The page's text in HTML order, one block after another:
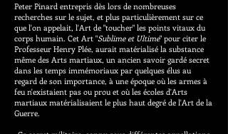
Peter Pinard entrepris dès lors de nombreuses
recherches sur le sujet, et plus particulièrement sur ce
que l'on appelait, l'Art de "toucher" les points vitaux du
corps humain. Cet Art "Sublime et Ultime" pour citer le
Professeur Henry Plée, aurait matérialisé la substance
même des Arts martiaux, un ancien savoir gardé secret
dans les temps immémoriaux par quelques élus au
regard de son importance, à une époque où les armes à
feu n'existaient pas ou prou et où les écoles d'Arts
martiaux matérialisaient le plus haut degré de l'Art de la
Guerre.